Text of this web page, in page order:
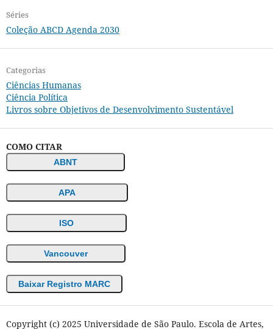
Séries
Coleção ABCD Agenda 2030
Categorias
Ciências Humanas
Ciência Política
Livros sobre Objetivos de Desenvolvimento Sustentável
COMO CITAR
ABNT
APA
ISO
Vancouver
Baixar Registro MARC
Copyright (c) 2025 Universidade de São Paulo. Escola de Artes,